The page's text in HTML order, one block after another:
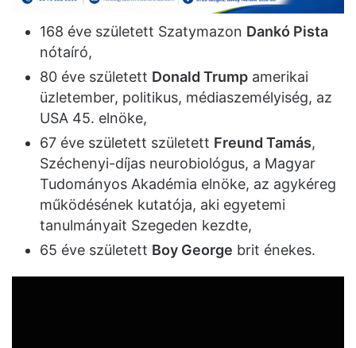
168 éve született Szatymazon Dankó Pista
nótaíró,
80 éve született Donald Trump amerikai
üzletember, politikus, médiaszemélyiség, az
USA 45. elnöke,
67 éve született született Freund Tamás,
Széchenyi-díjas neurobiológus, a Magyar
Tudományos Akadémia elnöke, az agykéreg
működésének kutatója, aki egyetemi
tanulmányait Szegeden kezdte,
65 éve született Boy George brit énekes.